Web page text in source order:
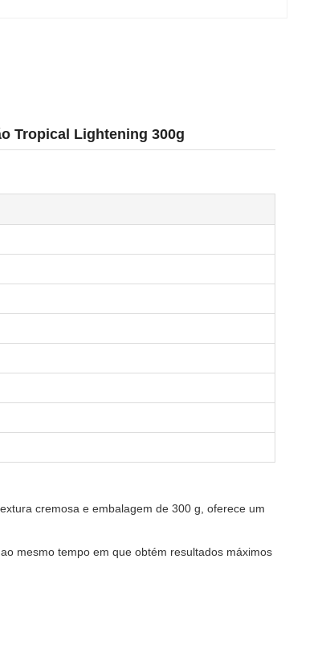
Tropical Lightening 300g
cremosa e embalagem de 300 g, oferece um
mesmo tempo em que obtém resultados máximos